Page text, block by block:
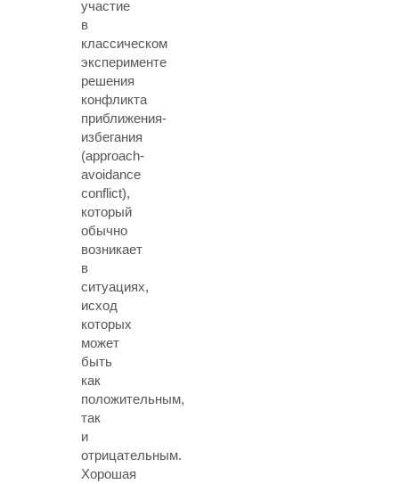
участие
в
классическом
эксперименте
решения
конфликта
приближения-
избегания
(approach-
avoidance
conflict),
который
обычно
возникает
в
ситуациях,
исход
которых
может
быть
как
положительным,
так
и
отрицательным.
Хорошая